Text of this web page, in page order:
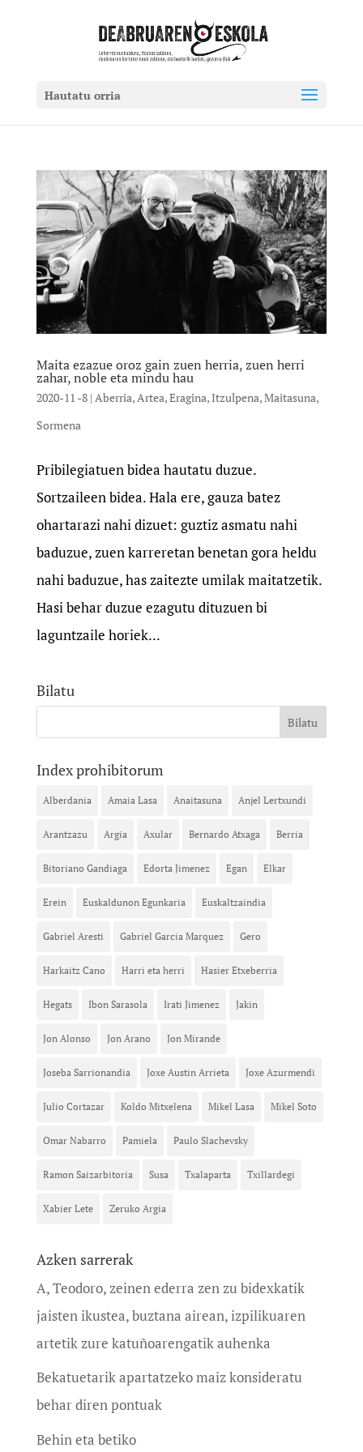
Hautatu orria
Maita ezazue oroz gain zuen herria, zuen herri
zahar, noble eta mindu hau
2020-11 -8| Aberria, Artea,Eragina,Itzulpena,Maitasuna,
Sormena
Pribilegiatuen bidea hautatu duzue.
Sortzaileen bidea. Hala ere, gauza batez
ohartarazi nahi dizuet: guztiz asmatu nahi
baduzue, zuen karreretan benetan gora heldu
nahi baduzue, has zaitezte umilak maitatzetik.
Hasi behar duzue ezagutu dituzuen bi
laguntzaile horiek...
Bilatu
Index prohibitorum
Alberdania Amaia Lasa Anaitasuna Anjel Lertxundi
Arantzazu Argia Axular Bernardo Atxaga Berria
Bitoriano Gandiaga Edorta Jimenez Egan Elkar
Erein Euskaldunon Egunkaria Euskaltzaindia
Gabriel Aresti Gabriel Garcia Marquez Gero
Harkaitz Cano Harri eta herri Hasier Etxeberria
Hegats Ibon Sarasola Irati Jimenez Jakin
Jon Alonso Jon Arano Jon Mirande
Joseba Sarrionandia Joxe Austin Arrieta Joxe Azurmendi
Julio Cortazar Koldo Mitxelena Mikel Lasa Mikel Soto
Omar Nabarro Pamiela Paulo Slachevsky
Ramon Saizarbitoria Susa Txalaparta Txillardegi
Xabier Lete Zeruko Argia
Azken sarrerak
A, Teodoro, zeinen ederra zen zu bidexkatik
jaisten ikustea, buztana airean, izpilikuaren
artetik zure katuñoarengatik auhenka
Bekatuetarik apartatzeko maiz konsideratu
behar diren pontuak
Behin eta betiko